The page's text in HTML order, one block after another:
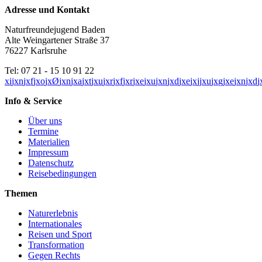
Adresse und Kontakt
Naturfreundejugend Baden
Alte Weingartener Straße 37
76227 Karlsruhe
Tel: 07 21 - 15 10 91 22
xijxnjxfjxojxØjxnjxajxtjxujxrjxfjxrjxejxujxnjxdjxejxjjxujxgjxejxnjxdj
Info & Service
Über uns
Termine
Materialien
Impressum
Datenschutz
Reisebedingungen
Themen
Naturerlebnis
Internationales
Reisen und Sport
Transformation
Gegen Rechts